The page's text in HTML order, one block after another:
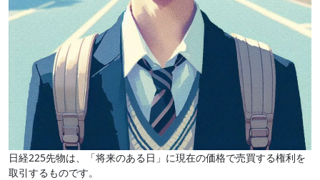
日経225先物は、「将来のある日」に現在の価格で売買する権利を
取引するものです。